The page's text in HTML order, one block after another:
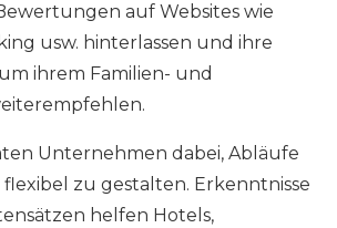
auf Websites wie
usw. hinterlassen und ihre
ihrem Familien- und
Unternehmen dabei, Abläufe
zu gestalten. Erkenntnisse
helfen Hotels,